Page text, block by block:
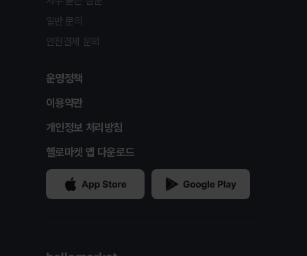
일반 문의
안전결제 문의
운영정책
이용약관
개인정보 처리방침
헬로마켓 앱 다운로드